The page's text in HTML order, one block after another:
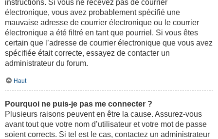
instructions. Si vous ne recevez pas de courrier
électronique, vous avez probablement spécifié une
mauvaise adresse de courrier électronique ou le courrier
électronique a été filtré en tant que pourriel. Si vous êtes
certain que l’adresse de courrier électronique que vous avez
spécifiée était correcte, essayez de contacter un
administrateur du forum.
Haut
Pourquoi ne puis-je pas me connecter ?
Plusieurs raisons peuvent en être la cause. Assurez-vous
avant tout que votre nom d’utilisateur et votre mot de passe
soient corrects. Si tel est le cas, contactez un administrateur